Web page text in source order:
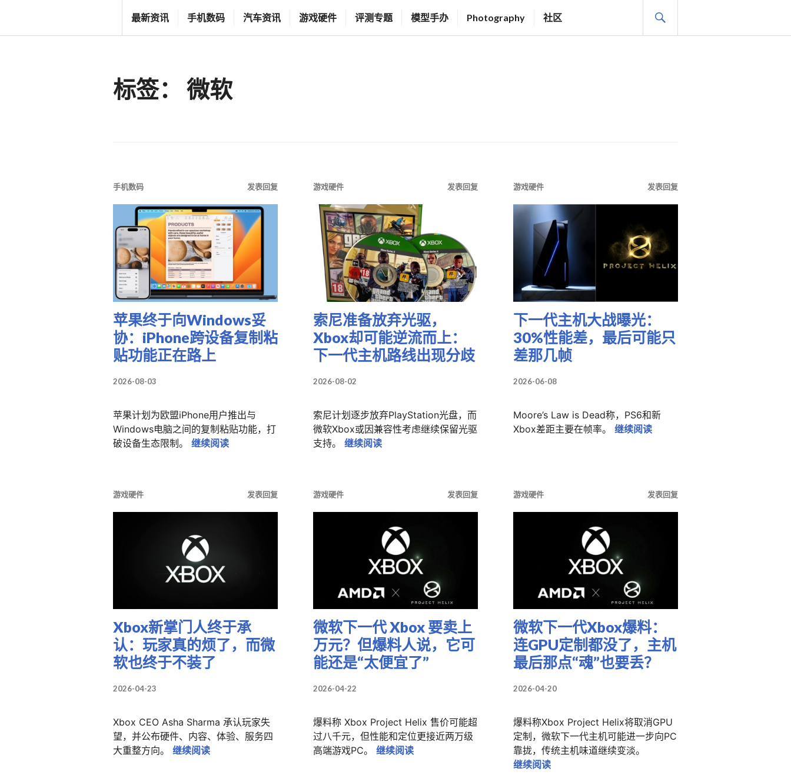
内
G
L
Y
E
最新资讯 手机数码 汽车资讯 游戏硬件 评测专题 模型手办 Photography 社区
标签： 微软
手机数码 发表回复
苹果终于向Windows妥
协：iPhone跨设备复制粘
贴功能正在路上
2026-08-03
苹果计划为欧盟iPhone用户推出与
Windows电脑之间的复制粘贴功能，打
破设备生态限制。 继续阅读苹果终于向Windows妥协：iPhone跨设备复制粘贴功能正在路上
游戏硬件 发表回复
索尼准备放弃光驱，
Xbox却可能逆流而上：
下一代主机路线出现分歧
2026-08-02
索尼计划逐步放弃PlayStation光盘，而
微软Xbox或因兼容性考虑继续保留光驱
支持。 继续阅读索尼准备放弃光驱，Xbox却可能逆流而上：下一代主机路线出现分歧
游戏硬件 发表回复
下一代主机大战曝光：
30%性能差，最后可能只
差那几帧
2026-06-08
Moore’s Law is Dead称，PS6和新
Xbox差距主要在帧率。 继续阅读下一代主机大战曝光：30%性能
游戏硬件 发表回复
Xbox新掌门人终于承
认：玩家真的烦了，而微
软也终于不装了
2026-04-23
Xbox CEO Asha Sharma 承认玩家失
望，并公布硬件、内容、体验、服务四
大重整方向。 继续阅读Xbox新掌门人终于承认：玩家真的烦了，而微软也终于不装了
游戏硬件 发表回复
微软下一代 Xbox 要卖上
万元？但爆料人说，它可
能还是“太便宜了”
2026-04-22
爆料称 Xbox Project Helix 售价可能超
过八千元，但性能和定位更接近两万级
高端游戏PC。 继续阅读微软下一代 Xbox 要卖上万元？但爆料人说，它可能还是“太便宜了”
游戏硬件 发表回复
微软下一代Xbox爆料：
连GPU定制都没了，主机
最后那点“魂”也要丢？
2026-04-20
爆料称Xbox Project Helix将取消GPU
定制，微软下一代主机可能进一步向PC
靠拢，传统主机味道继续变淡。
继续阅读微软下一代Xbox爆料：连GPU定制都没了，主机最后那